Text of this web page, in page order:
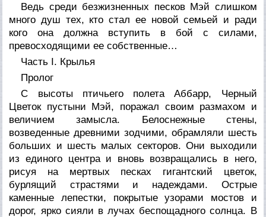
Ведь среди безжизненных песков Мэй слишком
много душ тех, кто стал ее новой семьей и ради
кого она должна вступить в бой с силами,
превосходящими ее собственные…
Часть I. Крылья
Пролог
С высоты птичьего полета Аббарр, Черный
Цветок пустыни Мэй, поражал своим размахом и
величием замысла. Белоснежные стены,
возведенные древними зодчими, обрамляли шесть
больших и шесть малых секторов. Они выходили
из единого центра и вновь возвращались в него,
рисуя на мертвых песках гигантский цветок,
бурлящий страстями и надеждами. Острые
каменные лепестки, покрытые узорами мостов и
дорог, ярко сияли в лучах беспощадного солнца. В